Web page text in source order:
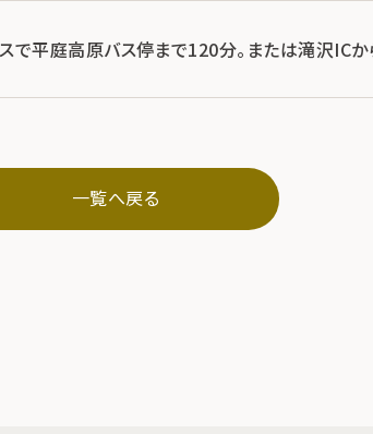
で平庭高原バス停まで120分。または滝沢IC
一覧へ戻る